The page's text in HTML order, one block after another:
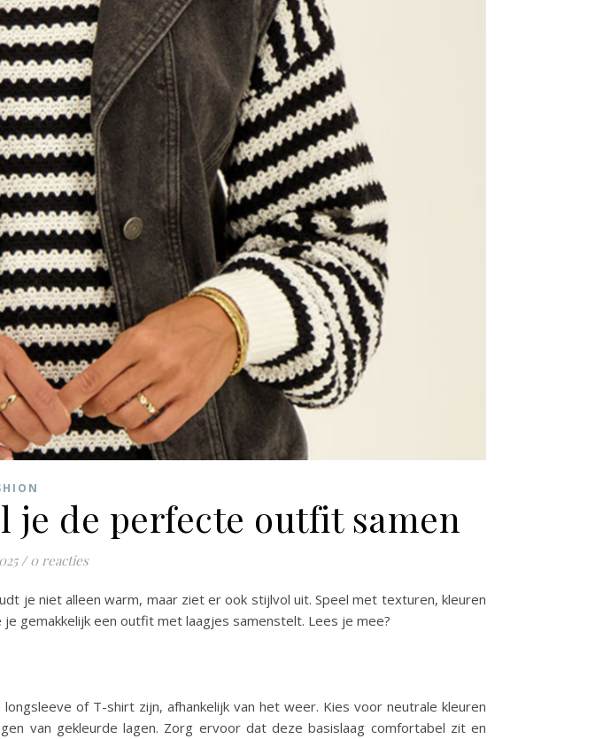
je de perfecte outfit samen
/ 0 reacties
je niet alleen warm, maar ziet er ook stijlvol uit. Speel met texturen, kleuren
gemakkelijk een outfit met laagjes samenstelt. Lees je mee?
of T-shirt zijn, afhankelijk van het weer. Kies voor neutrale kleuren
van gekleurde lagen. Zorg ervoor dat deze basislaag comfortabel zit en